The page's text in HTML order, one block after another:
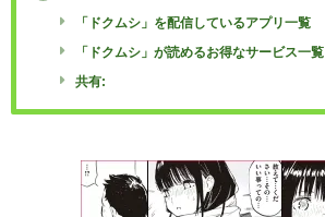
「ドクムシ」を配信しているアプリ一覧
「ドクムシ」が読めるお得なサービス一覧
共有: